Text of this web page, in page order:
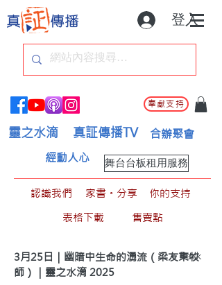
登入
奉獻支持
靈之水滴 真証傳播TV 合辦聚會
舞台台板租用服務
經動人心
認識我們 家書。分享
你的支持
表格下載
售賣點
3月25日｜幽暗中生命的湧流（梁友東牧
師）｜靈之水滴 2025
< Back